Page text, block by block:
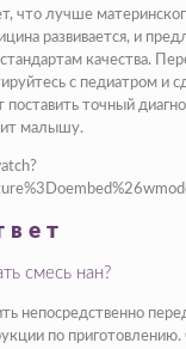
что лучше
развивается, и
качества.
с педиатром и
поставить точный
малышу.
смесь нан?
непосредственно
по